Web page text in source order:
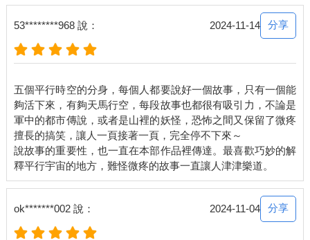
53********968 說： 2024-11-14 分享
五個平行時空的分身，每個人都要說好一個故事，只有一個能
夠活下來，有夠天馬行空，每段故事也都很有吸引力，不論是
軍中的都市傳說，或者是山裡的妖怪，恐怖之間又保留了微疼
擅長的搞笑，讓人一頁接著一頁，完全停不下來～
說故事的重要性，也一直在本部作品裡傳達。最喜歡巧妙的解
ok*******002 說： 2024-11-04 分享